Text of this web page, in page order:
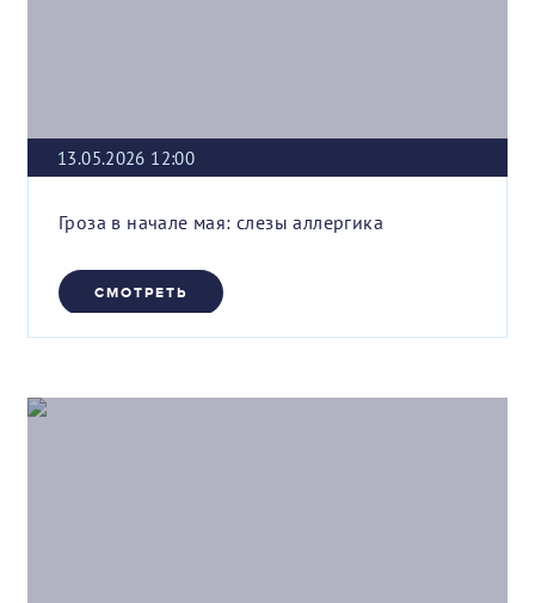
13.05.2026 12:00
Гроза в начале мая: слезы аллергика
СМОТРЕТЬ